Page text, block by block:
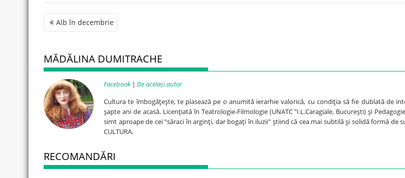
Post
navigation
Alb în decembrie
MĂDĂLINA DUMITRACHE
Facebook| De același autor
Cultura te îmbogăţeşte, te plasează pe o anumită ierarhie valorică, cu condiţia să fie dublată de
şapte ani de acasă. Licenţiată în Teatrologie-Filmologie (UNATC "I.L.Caragiale, Bucureşti) şi
simt aproape de cei "săraci în arginţi, dar bogaţi în iluzii" ştiind că cea mai subtilă şi solidă formă de
CULTURA.
RECOMANDĂRI